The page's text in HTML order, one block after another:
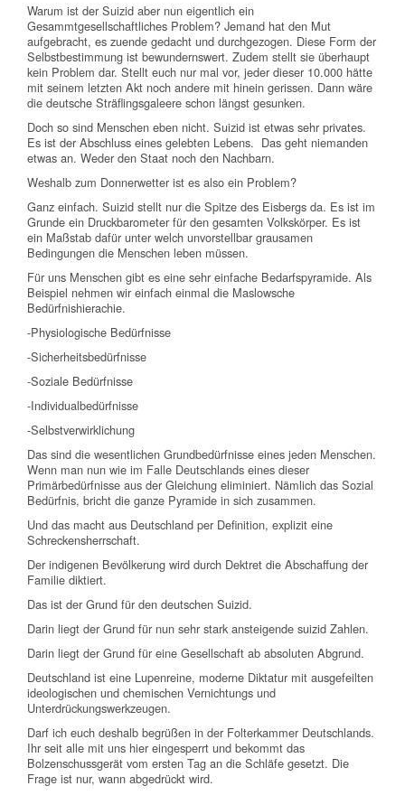
Warum ist der Suizid aber nun eigentlich ein
Gesammtgesellschaftliches Problem? Jemand hat den Mut
aufgebracht, es zuende gedacht und durchgezogen. Diese Form der
Selbstbestimmung ist bewundernswert. Zudem stellt sie überhaupt
kein Problem dar. Stellt euch nur mal vor, jeder dieser 10.000 hätte
mit seinem letzten Akt noch andere mit hinein gerissen. Dann wäre
die deutsche Sträflingsgaleere schon längst gesunken.
Doch so sind Menschen eben nicht. Suizid ist etwas sehr privates.
Es ist der Abschluss eines gelebten Lebens. Das geht niemanden
etwas an. Weder den Staat noch den Nachbarn.
Weshalb zum Donnerwetter ist es also ein Problem?
Ganz einfach. Suizid stellt nur die Spitze des Eisbergs da. Es ist im
Grunde ein Druckbarometer für den gesamten Volkskörper. Es ist
ein Maßstab dafür unter welch unvorstellbar grausamen
Bedingungen die Menschen leben müssen.
Für uns Menschen gibt es eine sehr einfache Bedarfspyramide. Als
Beispiel nehmen wir einfach einmal die Maslowsche
Bedürfnishierachie.
-Physiologische Bedürfnisse
-Sicherheitsbedürfnisse
-Soziale Bedürfnisse
-Individualbedürfnisse
-Selbstverwirklichung
Das sind die wesentlichen Grundbedürfnisse eines jeden Menschen.
Wenn man nun wie im Falle Deutschlands eines dieser
Primärbedürfnisse aus der Gleichung eliminiert. Nämlich das Sozial
Bedürfnis, bricht die ganze Pyramide in sich zusammen.
Und das macht aus Deutschland per Definition, explizit eine
Schreckensherrschaft.
Der indigenen Bevölkerung wird durch Dektret die Abschaffung der
Familie diktiert.
Das ist der Grund für den deutschen Suizid.
Darin liegt der Grund für nun sehr stark ansteigende suizid Zahlen.
Darin liegt der Grund für eine Gesellschaft ab absoluten Abgrund.
Deutschland ist eine Lupenreine, moderne Diktatur mit ausgefeilten
ideologischen und chemischen Vernichtungs und
Unterdrückungswerkzeugen.
Darf ich euch deshalb begrüßen in der Folterkammer Deutschlands.
Ihr seit alle mit uns hier eingesperrt und bekommt das
Bolzenschussgerät vom ersten Tag an die Schläfe gesetzt. Die
Frage ist nur, wann abgedrückt wird.